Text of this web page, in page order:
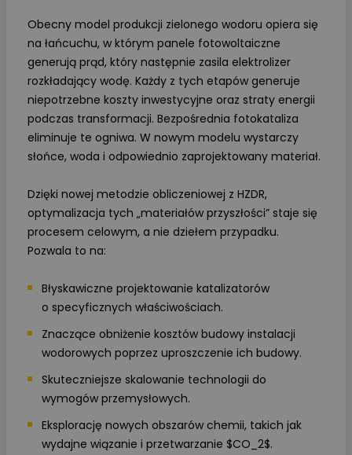
Obecny model produkcji zielonego wodoru opiera się
na łańcuchu, w którym panele fotowoltaiczne
generują prąd, który następnie zasila elektrolizer
rozkładający wodę. Każdy z tych etapów generuje
niepotrzebne koszty inwestycyjne oraz straty energii
podczas transformacji. Bezpośrednia fotokataliza
eliminuje te ogniwa. W nowym modelu wystarczy
słońce, woda i odpowiednio zaprojektowany materiał.
Dzięki nowej metodzie obliczeniowej z HZDR,
optymalizacja tych „materiałów przyszłości” staje się
procesem celowym, a nie dziełem przypadku.
Pozwala to na:
Błyskawiczne projektowanie katalizatorów
o specyficznych właściwościach.
Znaczące obniżenie kosztów budowy instalacji
wodorowych poprzez uproszczenie ich budowy.
Skuteczniejsze skalowanie technologii do
wymogów przemysłowych.
Eksplorację nowych obszarów chemii, takich jak
wydajne wiązanie i przetwarzanie $CO_2$.